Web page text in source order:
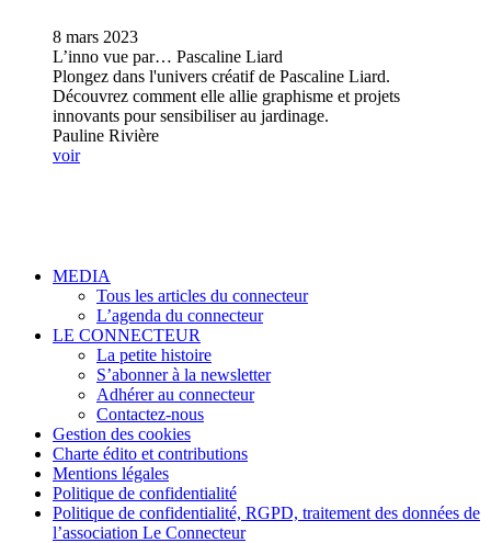
8 mars 2023
L’inno vue par… Pascaline Liard
Plongez dans l'univers créatif de Pascaline Liard.
Découvrez comment elle allie graphisme et projets
innovants pour sensibiliser au jardinage.
Pauline Rivière
voir
MEDIA
Tous les articles du connecteur
L’agenda du connecteur
LE CONNECTEUR
La petite histoire
S’abonner à la newsletter
Adhérer au connecteur
Contactez-nous
Gestion des cookies
Charte édito et contributions
Mentions légales
Politique de confidentialité
Politique de confidentialité, RGPD, traitement des données de
l’association Le Connecteur